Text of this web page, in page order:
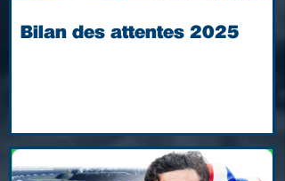
Bilan des attentes 2025